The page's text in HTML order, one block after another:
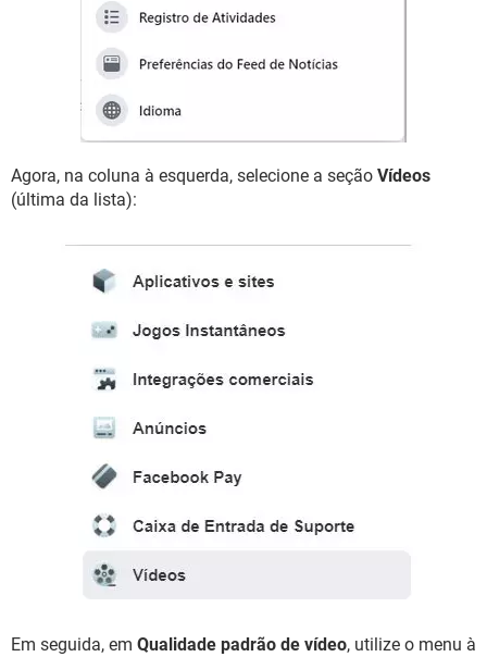
Agora, na coluna à esquerda, selecione a seção Vídeos
(última da lista):
Em seguida, em Qualidade padrão de vídeo, utilize o menu à